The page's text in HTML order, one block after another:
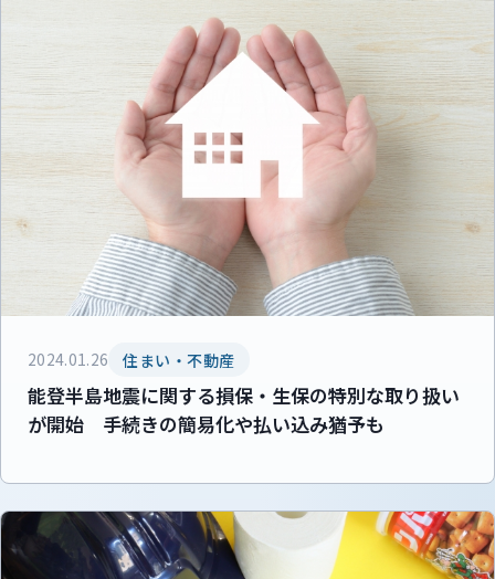
2024.01.26 住まい・不動産
能登半島地震に関する損保・生保の特別な取り扱い
が開始 手続きの簡易化や払い込み猶予も